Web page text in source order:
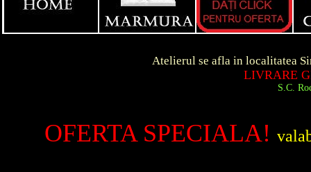
Atelierul se afla in localitatea Simeria
LIVRARE
S.C. Roca Art
OFERTA SPECIALA!